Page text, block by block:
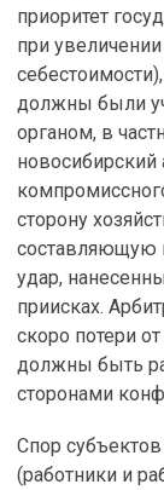
приоритет
при
должны были
органом, в
сторону
составляющую
удар,
приисках.
скоро потери
должны быть
сторонами
Спор
(работники и